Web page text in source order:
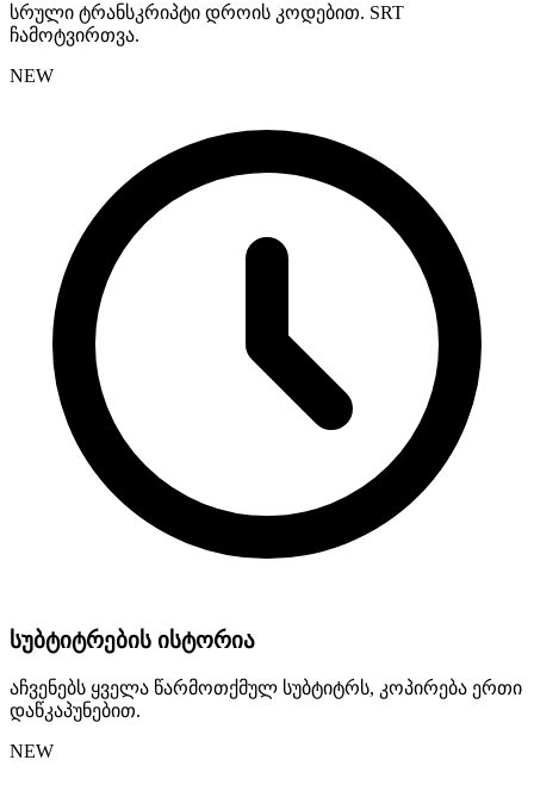
სრული ტრანსკრიპტი დროის კოდებით. SRT
ჩამოტვირთვა.
NEW
სუბტიტრების ისტორია
აჩვენებს ყველა წარმოთქმულ სუბტიტრს, კოპირება ერთი
დაწკაპუნებით.
NEW